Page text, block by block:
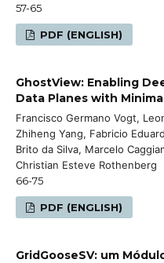
57-65
PDF (ENGLISH)
GhostView: Enabling
Data Planes with
Francisco Germano Vogt,
Zhiheng Yang, Fabricio
Brito da Silva, Marcelo
Christian Esteve Rothenberg
66-75
PDF (ENGLISH)
GridGooseSV: um